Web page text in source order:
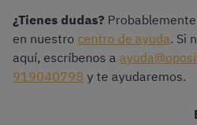
¿Tienes dudas?
en nuestro centro de ayuda. Si
aquí, escríbenos a
919040798 y te ayudaremos.